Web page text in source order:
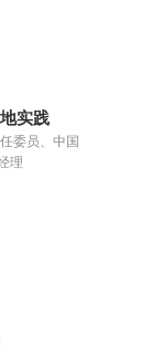
实践
委员、中国
理